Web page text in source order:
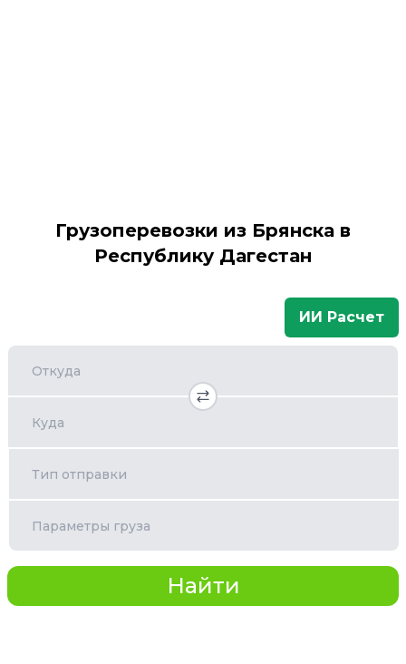
Грузоперевозки из Брянска в
Республику Дагестан
ИИ Расчет
Откуда
Куда
Тип отправки
Параметры груза
Найти